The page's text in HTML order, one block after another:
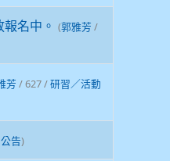
名中。 (郭雅芳 /
芳 / 627 / 研習／活動
告)